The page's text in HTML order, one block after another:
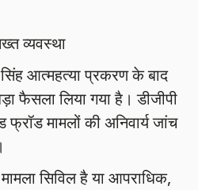
व्यवस्था
आत्महत्या प्रकरण के बाद
फैसला लिया गया है। डीजीपी
मामलों की अनिवार्य जांच
सिविल है या आपराधिक,